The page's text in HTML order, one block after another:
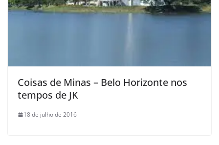
Coisas de Minas – Belo Horizonte nos
tempos de JK
18 de julho de 2016